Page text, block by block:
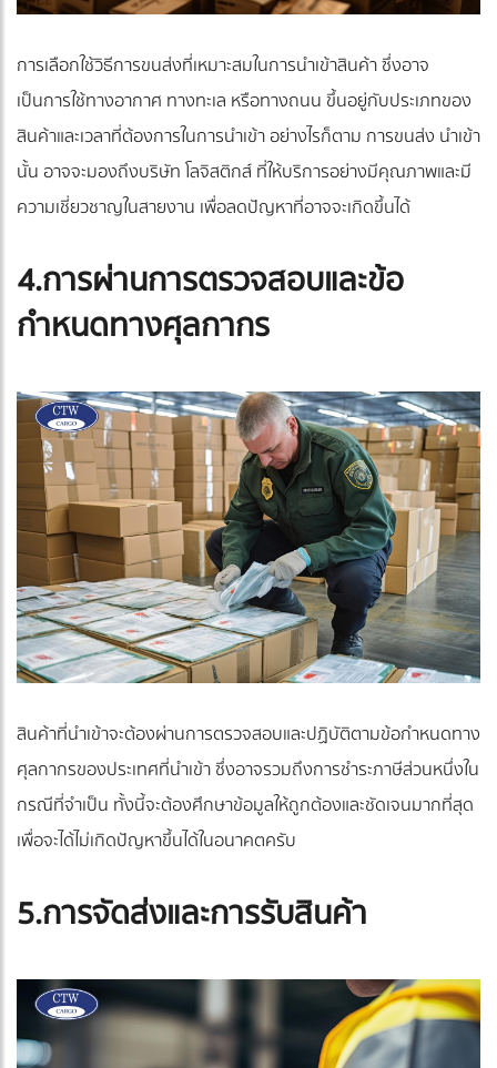
การเลือกใช้วิธีการขนส่งที่เหมาะสมในการนำเข้าสินค้า ซึ่งอาจ
เป็นการใช้ทางอากาศ ทางทะเล หรือทางถนน ขึ้นอยู่กับประเภทของ
สินค้าและเวลาที่ต้องการในการนำเข้า อย่างไรก็ตาม การขนส่ง นำเข้า
นั้น อาจจะมองถึงบริษัท โลจิสติกส์ ที่ให้บริการอย่างมีคุณภาพและมี
ความเชี่ยวชาญในสายงาน เพื่อลดปัญหาที่อาจจะเกิดขึ้นได้
4.การผ่านการตรวจสอบและข้อ
กำหนดทางศุลกากร
สินค้าที่นำเข้าจะต้องผ่านการตรวจสอบและปฏิบัติตามข้อกำหนดทาง
ศุลกากรของประเทศที่นำเข้า ซึ่งอาจรวมถึงการชำระภาษีส่วนหนึ่งใน
กรณีที่จำเป็น ทั้งนี้จะต้องศึกษาข้อมูลให้ถูกต้องและชัดเจนมากที่สุด
เพื่อจะได้ไม่เกิดปัญหาขึ้นได้ในอนาคตครับ
5.การจัดส่งและการรับสินค้า